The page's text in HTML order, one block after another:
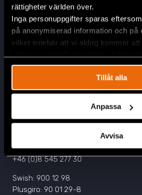
rättigheter världen över.
Inga personuppgifter sparas
på anonymiserad information och på
vilket innebär att vi aldrig kommer
Tillåt alla
Anpassa
Avvisa
Civil Rights Defenders
SE-116 64 Stockholm, Sverige
info@crd.org
+46 (0)8 545 277 30
Swish: 900 12 98
Plusgiro: 90 01 29-8